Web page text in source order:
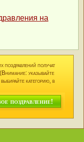
на
поздравлений получат
указывайте
категорию, в
поздравление!